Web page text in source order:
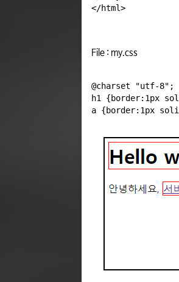
File : my.css
@charset "utf-8";
h1 {border:1px